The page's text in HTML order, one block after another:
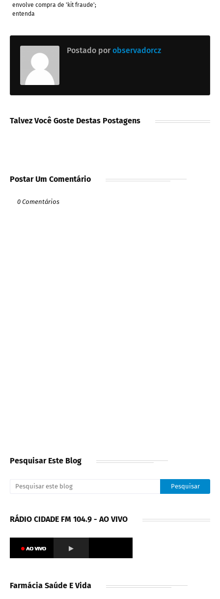
envolve compra de 'kit fraude';
entenda
Postado por observadorcz
Talvez Você Goste Destas Postagens
Postar Um Comentário
0 Comentários
Pesquisar Este Blog
RÁDIO CIDADE FM 104.9 - AO VIVO
Farmácia Saúde E Vida